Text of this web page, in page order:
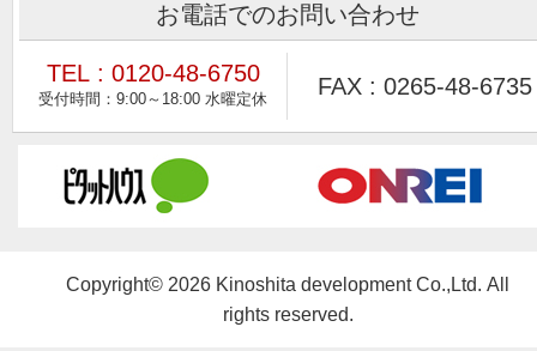
お電話でのお問い合わせ
TEL : 0120-48-6750 FAX : 0265-48-6735
Copyright© 2026 Kinoshita development Co.,Ltd. All
rights reserved.